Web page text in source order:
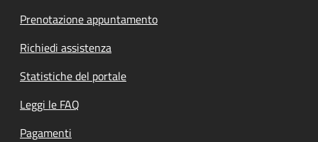
Prenotazione appuntamento
Richiedi assistenza
Statistiche del portale
Leggi le FAQ
Pagamenti